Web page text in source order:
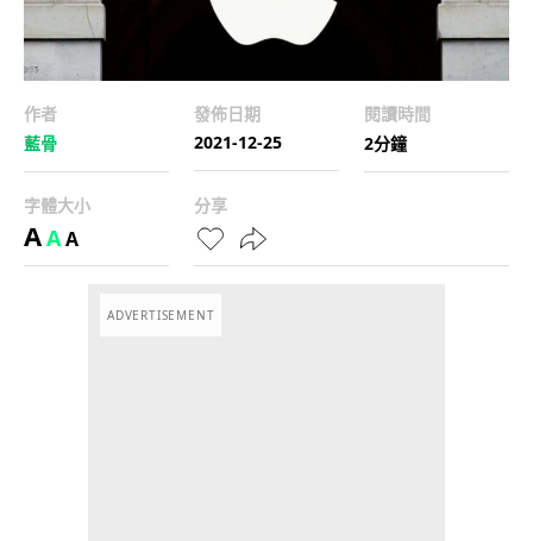
作者
藍骨
發佈日期
2021-12-25
閱讀時間
2分鐘
字體大小
AAA
分享
ADVERTISEMENT